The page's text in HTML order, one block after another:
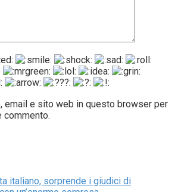
email e sito web in questo browser per
commento.
italiano, sorprende i giudici di